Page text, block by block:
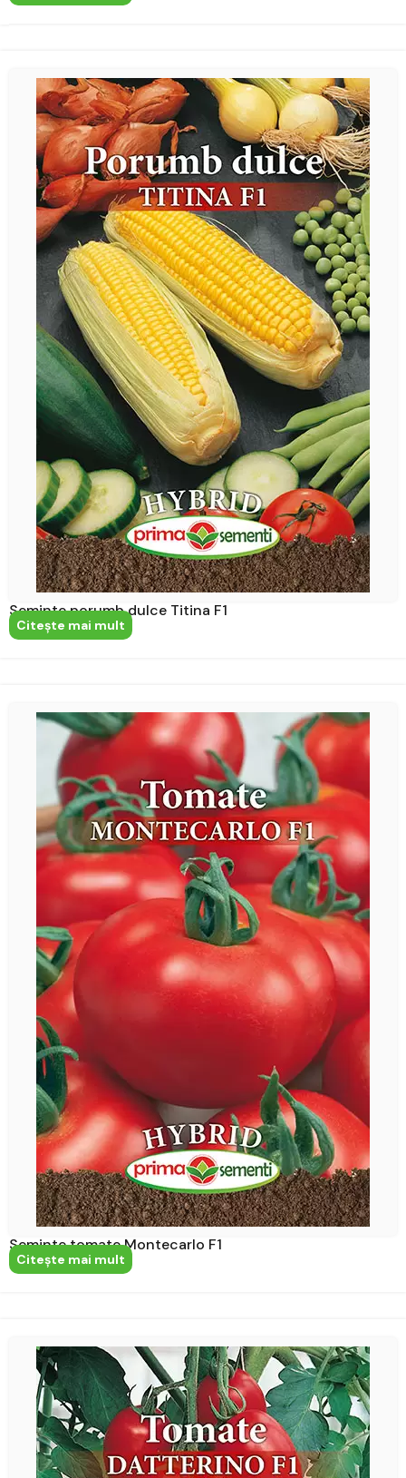
Seminte porumb dulce Titina F1
Citeşte mai mult
Seminte tomate Montecarlo F1
Citeşte mai mult